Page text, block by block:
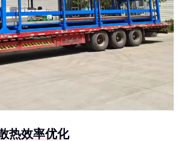
热效率优化